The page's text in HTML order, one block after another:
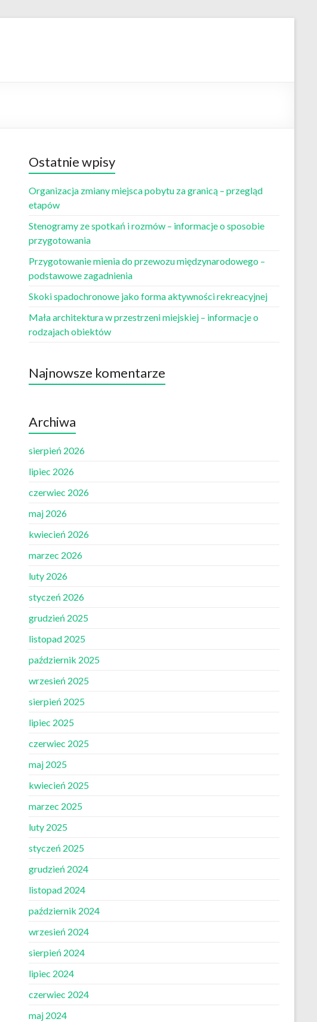
Ostatnie wpisy
Organizacja zmiany miejsca pobytu za granicą – przegląd
etapów
Stenogramy ze spotkań i rozmów – informacje o sposobie
przygotowania
Przygotowanie mienia do przewozu międzynarodowego –
podstawowe zagadnienia
Skoki spadochronowe jako forma aktywności rekreacyjnej
Mała architektura w przestrzeni miejskiej – informacje o
rodzajach obiektów
Najnowsze komentarze
Archiwa
sierpień 2026
lipiec 2026
czerwiec 2026
maj 2026
kwiecień 2026
marzec 2026
luty 2026
styczeń 2026
grudzień 2025
listopad 2025
październik 2025
wrzesień 2025
sierpień 2025
lipiec 2025
czerwiec 2025
maj 2025
kwiecień 2025
marzec 2025
luty 2025
styczeń 2025
grudzień 2024
listopad 2024
październik 2024
wrzesień 2024
sierpień 2024
lipiec 2024
czerwiec 2024
maj 2024